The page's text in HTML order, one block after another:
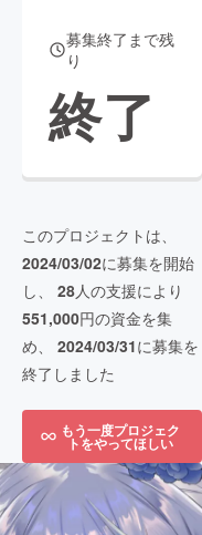
募集終了まで残
り
終了
このプロジェクトは、
2024/03/02に募集を開始
し、 28人の支援により
551,000円の資金を集
め、 2024/03/31に募集を
終了しました
もう一度プロジェク
トをやってほしい